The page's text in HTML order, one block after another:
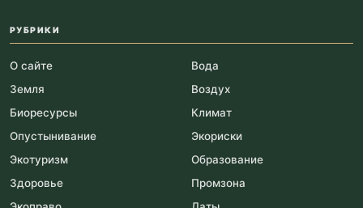
РУБРИКИ
О сайте
Вода
Земля
Воздух
Биоресурсы
Климат
Опустынивание
Экориски
Экотуризм
Образование
Здоровье
Промзона